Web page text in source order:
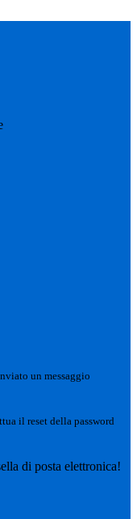
un messaggio
il reset della password
di posta elettronica!